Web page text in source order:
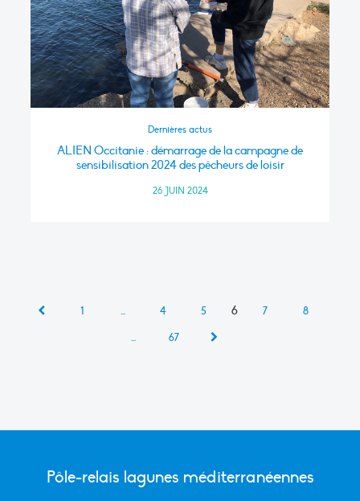
Dernières actus
ALIEN Occitanie : démarrage de la campagne de
sensibilisation 2024 des pêcheurs de loisir
26 JUIN 2024
1 … 4 5 6 7 8
… 67
Pôle-relais lagunes méditerranéennes